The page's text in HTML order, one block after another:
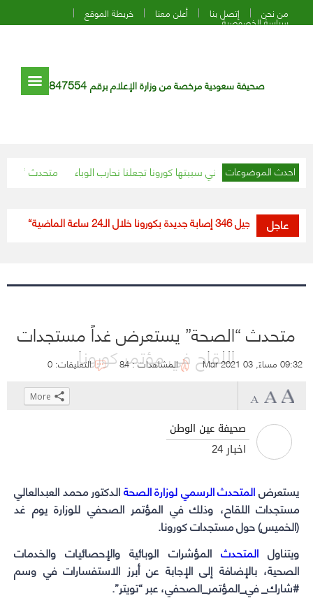
من نحن إتصل بنا أعلن معنا خريطة الموقع
سياسة الخصوصية
صحيفة سعودية مرخصة من وزارة الإعلام برقم 847554
احدث الموضوعات متحدث “الصحة” البشرية التي سببتها كورونا تجعلنا نحارب الوباء
عاجل “الصحة”: تسجيل 338 حالة 346 إصابة جديدة بكورونا خلال الـ24 ساعة الماضية
متحدث “الصحة” يستعرض غداً مستجدات
اللقاح في مؤتمر كورونا 09:32 مساءً, 03 Mar 2021 المشاهدات : 84 التعليقات: 0
صحيفة عين الوطن
أخبار 24
يستعرضالمتحدث الرسمي لوزارة الصحةالدكتور محمد العبدالعالي
مستجدات اللقاح، وذلك في المؤتمر الصحفي للوزارة يوم غد
(الخميس) حول مستجدات كورونا.
ويتناولالمتحدث المؤشرات الوبائية والإحصائيات والخدمات
الصحية، بالإضافة إلى الإجابة عن أبرز الاستفسارات في وسم
#شارك_ في_المؤتمر_الصحفي، عبر “تويتر”.
(Opens
in
(Opens
in
(Opens
in
Click
(Opens
in
More